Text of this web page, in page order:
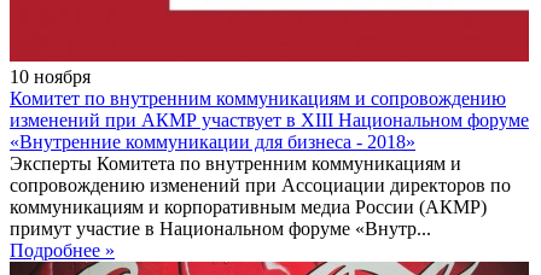
10 ноября
Комитет по внутренним коммуникациям и сопровождению
изменений при АКМР участвует в XIII Национальном форуме
«Внутренние коммуникации для бизнеса - 2018»
Эксперты Комитета по внутренним коммуникациям и
сопровождению изменений при Ассоциации директоров по
коммуникациям и корпоративным медиа России (АКМР)
примут участие в Национальном форуме «Внутр...
Подробнее »